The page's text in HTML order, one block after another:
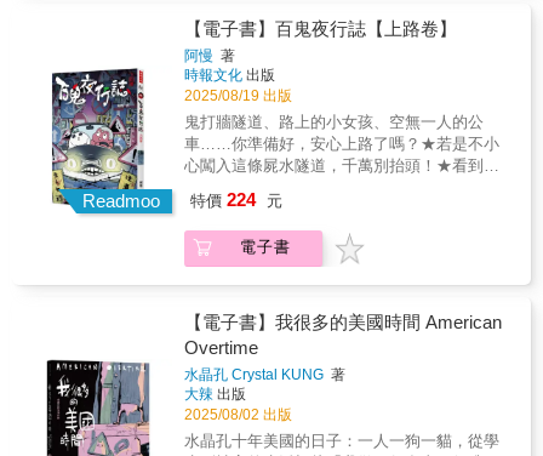
口的祕密……有些話太晚說，有些話來不及
說，有些話很難開口，那就用唱的吧！#03「人
生勝利組不會有煩惱吧？」「第一名」是李莉
的標籤，但謎樣的她，在夜晚則化身成另一個
角色，向宇宙發送訊息。「第一名」是陳梅的
目標，求學是為了將來鋪路，努力的背後卻隱
藏了對於失敗和未知所感到的恐懼與不安……
妳所追求的是別人的影子，而她所追求的是
光，兩名少女的青春迷幻物語。#04「地球消失
以後，在外星種主導的外太空，聲音僅僅剩下
記錄的作用……兩名少年意外找到關於人類的
「音檔」，並一邊摸索一邊拼湊出他們想像中
於他們自己的檔案。 漫畫 × 音樂 × 台灣 × 日
本｜4篇故事 × 4首原創歌曲音樂統籌 KUMA
LIU × 漫畫發行 臉譜出版 × 音樂發行 空氣腦唱
片金漫獎雙料得主Peter Mann ×冠軍嘻哈歌手
YOUNGLEE中毒系樂團 愛はズボーン詩韻電
子饒舌 春ねむりX 創作歌手 林潔心旋律饒舌超
暗，壯大成勇者和魔族都難以對抗的惡魔。使
得雙方也暫時放下宿怨，齊力打擊主要敵人。
「那個」的存在，反而成為勇者與魔族理解彼
此的開端。正當眾人覺得這樣的局面也不壞
時，「那個」徹底崩解了！一切的痛苦竄了出
來，將要吞噬世界，唯有吃掉它的核心，才有
機會化解。於是，聖女勇者做出了決定……※
關於【勇者系列】※這個故事，不是單純的勇
者與魔族之戰，而是一場選擇與理解的冒險旅
將面對自身信念的衝突。而當善與惡不再如此
黑白分明，你願意成為怎麼樣的勇者？本系列
作品曾入選文化部「第42次中小學生讀物選
並被改編為《勇者動畫系列》影集，最新一季
將於2025年上線。
Readmoo
【電子書】百鬼夜行誌【上路卷】
阿慢 著
時報文化 出版
2025/08/19 出版
鬼打牆隧道、路上的小女孩、空無一人的公
車……你準備好，安心上路了嗎？★若是不小
心闖入這條屍水隧道，千萬別抬頭！★看到公
★夜半搭上的這輛公車，究竟載滿的是人，還
是幽靈？★有個女人每夜來我的夢裡找手，我
只好把手給了她……★一個拿著椰子的女人衝
車絕對不能超速，否則鬼婆婆可是會找上你
喔……★似乎迷了路的白衣小女孩，指出了她
特價 224 元
電子書
【電子書】我很多的美國時間 American
Overtime
水晶孔 Crystal KUNG 著
大辣 出版
2025/08/02 出版
水晶孔十年美國的日子：一人一狗一貓，從學